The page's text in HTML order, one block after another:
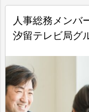
人事総務メン
汐留テレビ局グ